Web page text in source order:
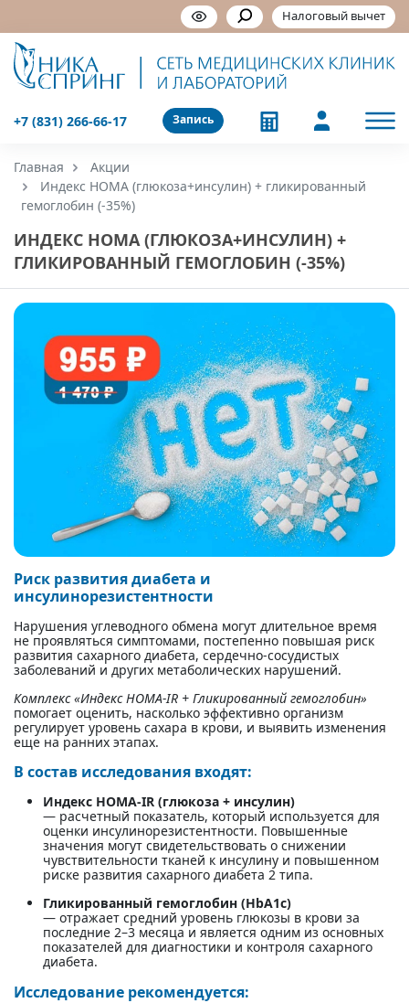
Налоговый вычет
Запись
+7 (831) 266-66-17
Главная
Акции
Индекс HOMA (глюкоза+инсулин) + гликированный
гемоглобин (-35%)
ИНДЕКС HOMA (ГЛЮКОЗА+ИНСУЛИН) +
ГЛИКИРОВАННЫЙ ГЕМОГЛОБИН (-35%)
Риск развития диабета и
инсулинорезистентности
Нарушения углеводного обмена могут длительное время
не проявляться симптомами, постепенно повышая риск
развития сахарного диабета, сердечно-сосудистых
заболеваний и других метаболических нарушений.
Комплекс «Индекс HOMA-IR + Гликированный гемоглобин»
помогает оценить, насколько эффективно организм
регулирует уровень сахара в крови, и выявить изменения
еще на ранних этапах.
В состав исследования входят:
Индекс HOMA-IR (глюкоза + инсулин)
— расчетный показатель, который используется для
оценки инсулинорезистентности. Повышенные
значения могут свидетельствовать о снижении
чувствительности тканей к инсулину и повышенном
риске развития сахарного диабета 2 типа.
Гликированный гемоглобин (HbA1c)
— отражает средний уровень глюкозы в крови за
последние 2–3 месяца и является одним из основных
показателей для диагностики и контроля сахарного
диабета.
Исследование рекомендуется: